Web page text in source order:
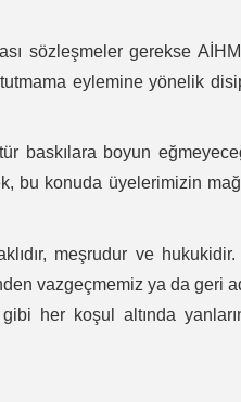
sözleşmeler gerekse
eylemine yönelik
baskılara boyun
bu konuda üyelerimizin
meşrudur ve
vazgeçmemiz ya da geri
her koşul altında